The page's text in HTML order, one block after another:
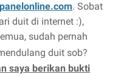
. Sobat
duit di internet :),
sudah pernah
duit sob?
saya berikan bukti